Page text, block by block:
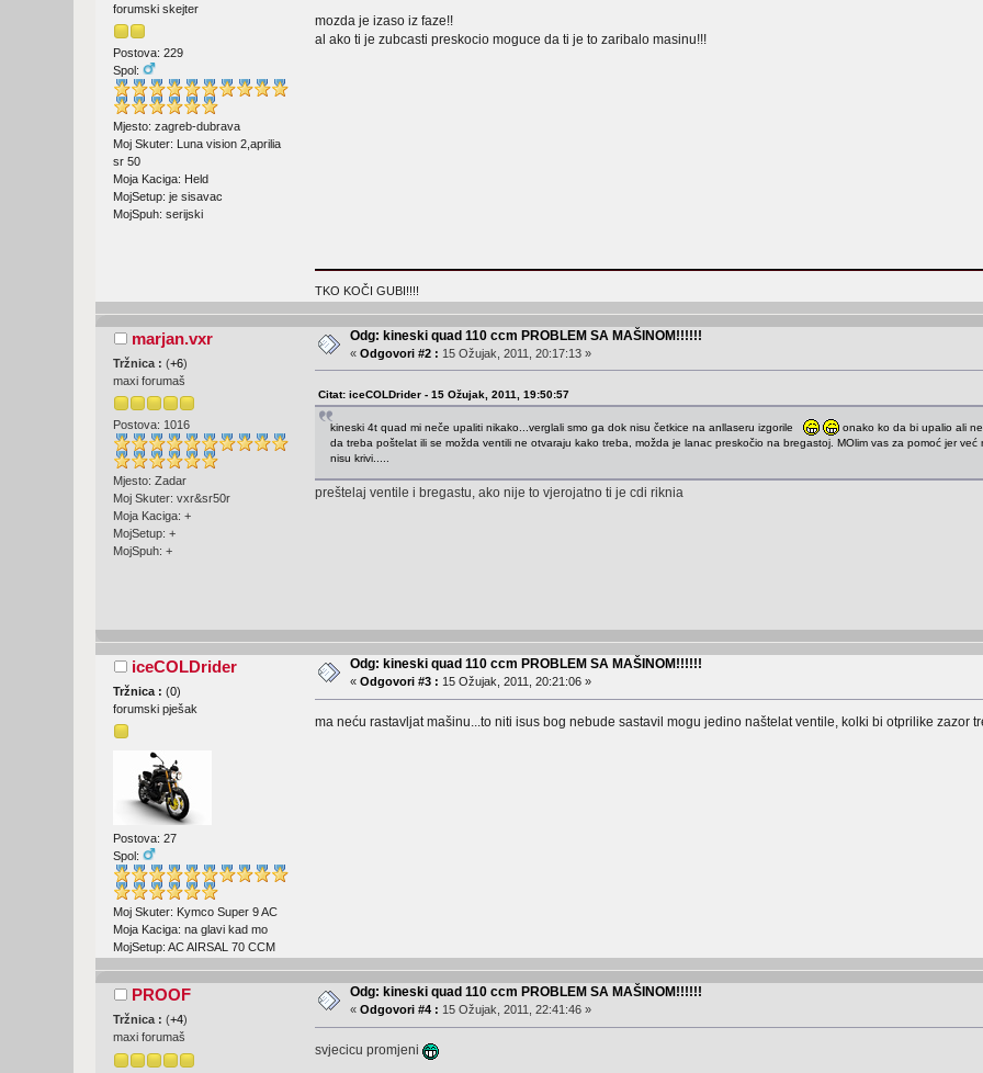
forumski skejter
Postova: 229
Spol:
Mjesto: zagreb-dubrava
Moj Skuter: Luna vision 2,aprilia
sr 50
Moja Kaciga: Held
MojSetup: je sisavac
MojSpuh: serijski
mozda je izaso iz faze!!
al ako ti je zubcasti preskocio moguce da ti je to zaribalo masinu!!!
TKO KOČI GUBI!!!!
marjan.vxr
Tržnica :(+6)
maxi forumaš
Postova: 1016
Mjesto: Zadar
Moj Skuter: vxr&sr50r
Moja Kaciga: +
MojSetup: +
MojSpuh: +
Odg: kineski quad 110 ccm PROBLEM SA MAŠINOM!!!!!!
«Odgovori #2 : 15 Ožujak, 2011, 20:17:13 »
Citat: iceCOLDrider - 15 Ožujak, 2011, 19:50:57
kineski 4t quad mi neče upaliti nikako...verglali smo ga dok nisu četkice na anllaseru izgorile
onako ko da bi upalio ali
da treba poštelat ili se možda ventili ne otvaraju kako treba, možda je lanac preskočio na bregastoj. MOlim vas za pomoć jer
nisu krivi.....
preštelaj ventile i bregastu, ako nije to vjerojatno ti je cdi riknia
iceCOLDrider
Tržnica :(0)
forumski pješak
Postova: 27
Spol:
Moj Skuter: Kymco Super 9 AC
Moja Kaciga: na glavi kad mo
MojSetup: AC AIRSAL 70 CCM
Odg: kineski quad 110 ccm PROBLEM SA MAŠINOM!!!!!!
«Odgovori #3 : 15 Ožujak, 2011, 20:21:06 »
ma neću rastavljat mašinu...to niti isus bog nebude sastavil mogu jedino naštelat ventile, kolki bi otprilike zazor
PROOF
Tržnica :(+4)
maxi forumaš
Odg: kineski quad 110 ccm PROBLEM SA MAŠINOM!!!!!!
«Odgovori #4 : 15 Ožujak, 2011, 22:41:46 »
svjecicu promjeni